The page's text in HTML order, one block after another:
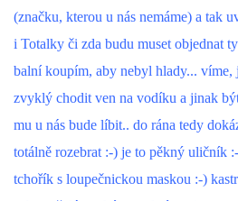
VIRTUÁLNÍ ADOPCE
V NOVÝCH DOMOVECH
DFD - DOMOV FRETČÍCH
PODMÍNKY PŘEVZETÍ FRETKY.
(značku, kterou u nás nemáme) a tak
i Totalky či zda budu muset objednat
balní koupím, aby nebyl hlady... víme,
zvyklý chodit ven na vodíku a jinak
mu u nás bude líbit.. do rána tedy
totálně rozebrat :-) je to pěkný uličník
tchořík s loupečnickou maskou :-)